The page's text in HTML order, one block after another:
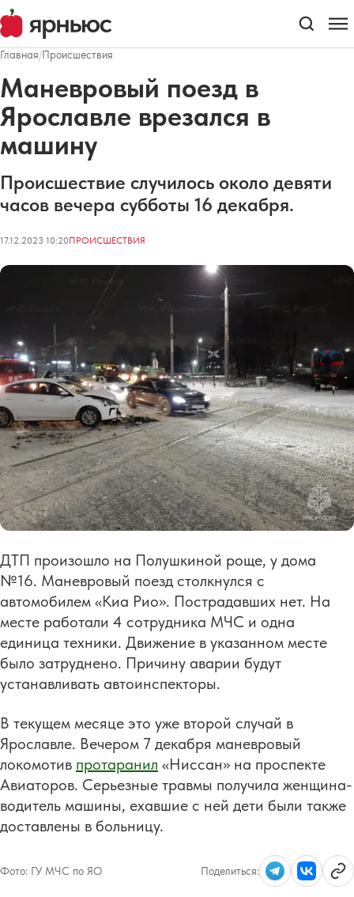
Главная/Происшествия
Маневровый поезд в
Ярославле врезался в
машину
Происшествие случилось около девяти
часов вечера субботы 16 декабря.
17.12.2023 10:20ПРОИСШЕСТВИЯ
ДТП произошло на Полушкиной роще, у дома
№16. Маневровый поезд столкнулся с
автомобилем «Киа Рио». Пострадавших нет. На
месте работали 4 сотрудника МЧС и одна
единица техники. Движение в указанном месте
было затруднено. Причину аварии будут
устанавливать автоинспекторы.
В текущем месяце это уже второй случай в
Ярославле. Вечером 7 декабря маневровый
локомотив протаранил «Ниссан» на проспекте
Авиаторов. Серьезные травмы получила женщина-
водитель машины, ехавшие с ней дети были также
доставлены в больницу.
Фото: ГУ МЧС по ЯО Поделиться: